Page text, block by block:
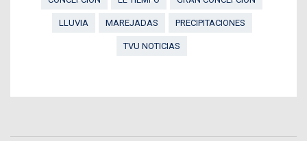
LLUVIA MAREJADAS PRECIPITACIONES
TVU NOTICIAS